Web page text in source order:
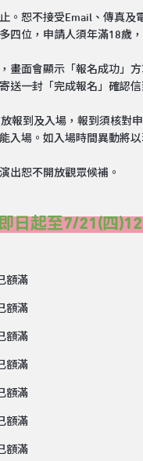
。恕不接受Email、傳真及
四位，申請人須年滿18歲
畫面會顯示「報名成功」
送一封「完成報名」確認
報到及入場，報到須核對
入場。如入場時間異動將
出恕不開放觀眾候補。
日起至7/21(四
額滿
額滿
額滿
額滿
額滿
額滿
額滿